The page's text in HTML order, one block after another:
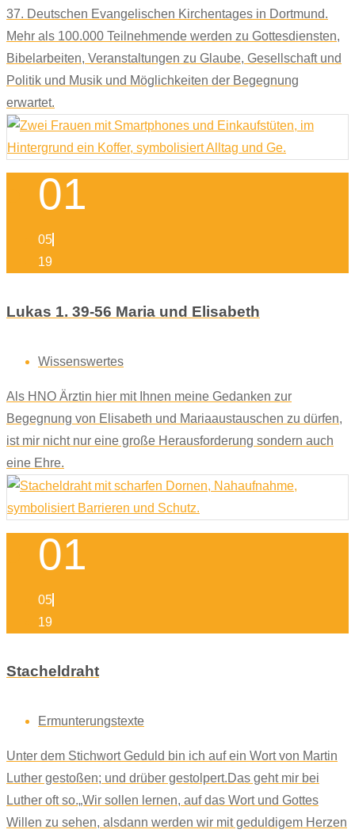
37. Deutschen Evangelischen Kirchentages in Dortmund.
Mehr als 100.000 Teilnehmende werden zu Gottesdiensten,
Bibelarbeiten, Veranstaltungen zu Glaube, Gesellschaft und
Politik und Musik und Möglichkeiten der Begegnung
erwartet.
01
05
19
Lukas 1. 39-56 Maria und Elisabeth
Wissenswertes
Als HNO Ärztin hier mit Ihnen meine Gedanken zur
Begegnung von Elisabeth und Mariaaustauschen zu dürfen,
ist mir nicht nur eine große Herausforderung sondern auch
eine Ehre.
01
05
19
Stacheldraht
Ermunterungstexte
Unter dem Stichwort Geduld bin ich auf ein Wort von Martin
Luther gestoßen; und drüber gestolpert.Das geht mir bei
Luther oft so.„Wir sollen lernen, auf das Wort und Gottes
Willen zu sehen, alsdann werden wir mit geduldigem Herzen